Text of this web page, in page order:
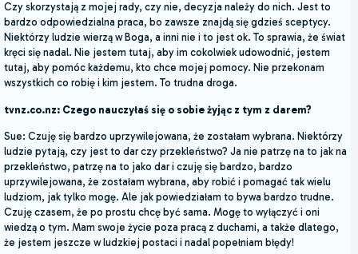
Czy skorzystają z mojej rady, czy nie, decyzja należy do nich. Jest to
bardzo odpowiedzialna praca, bo zawsze znajdą się gdzieś sceptycy.
Niektórzy ludzie wierzą w Boga, a inni nie i to jest ok. To sprawia, że ​​świat
kręci się nadal. Nie jestem tutaj, aby im cokolwiek udowodnić, jestem
tutaj, aby pomóc każdemu, kto chce mojej pomocy. Nie przekonam
wszystkich co robię i kim jestem. To trudna droga.
tvnz.co.nz: Czego nauczyłaś się o sobie żyjąc z tym z darem?
Sue: Czuję się bardzo uprzywilejowana, że zostałam wybrana. Niektórzy
ludzie pytają, czy jest to dar czy przekleństwo? Ja nie patrzę na to jak na
przekleństwo, patrzę na to jako dar i czuję się bardzo, bardzo
uprzywilejowana, że zostałam wybrana, aby robić i pomagać tak wielu
ludziom, jak tylko mogę. Ale jak powiedziałam to bywa bardzo trudne.
Czuję czasem, że po prostu chcę być sama. Mogę to wyłączyć i oni
wiedzą o tym. Mam swoje życie poza pracą z duchami, a także dlatego,
że jestem jeszcze w ludzkiej postaci i nadal popełniam błędy!